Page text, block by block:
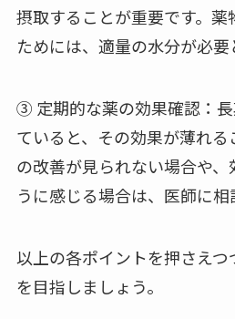
摂取することが重要です。薬
ためには、適量の水分が必要
③ 定期的な薬の効果確認：
ていると、その効果が薄れ
の改善が見られない場合や
うに感じる場合は、医師に相
以上の各ポイントを押さえ
を目指しましょう。